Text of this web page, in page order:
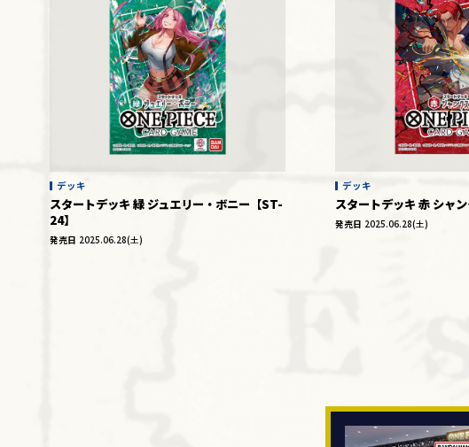
デッキ
スタートデッキ 緑 ジュエリー・ボニー【ST-
24】
発売日 2025.06.28(土)
デッキ
スタートデッキ 赤 シャ
発売日 2025.06.28(土)